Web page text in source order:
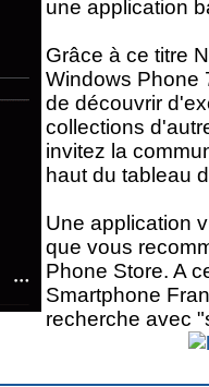
une application
Grâce à ce titre
Windows Phone
de découvrir
collections
invitez la
haut du tableau
Une application
que vous
Phone Store. A
Smartphone
recherche avec